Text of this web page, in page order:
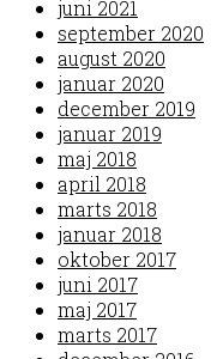
juni 2021
september 2020
august 2020
januar 2020
december 2019
januar 2019
maj 2018
april 2018
marts 2018
januar 2018
oktober 2017
juni 2017
maj 2017
marts 2017